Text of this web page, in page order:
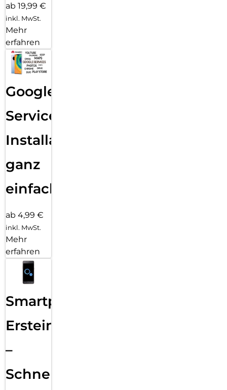
ab 19,99 €
inkl. MwSt.
Mehr
erfahren
Google
Services
Installation
ganz
einfach
ab 4,99 €
inkl. MwSt.
Mehr
erfahren
Smartphone
Ersteinrichtung
–
Schnelle